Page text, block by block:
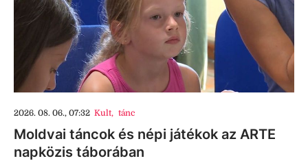
2026. 08. 06., 07:32 Kult, tánc
Moldvai táncok és népi játékok az ARTE
napközis táborában